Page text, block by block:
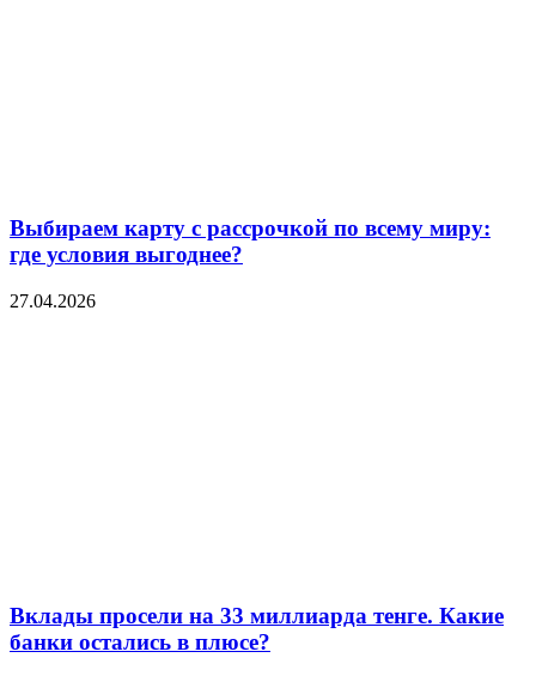
Выбираем карту с рассрочкой по всему миру:
где условия выгоднее?
27.04.2026
Вклады просели на 33 миллиарда тенге. Какие
банки остались в плюсе?